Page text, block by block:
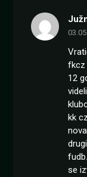
fkcz
12
kk
se